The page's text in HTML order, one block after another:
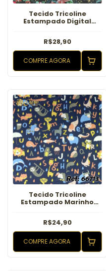
Tecido Tricoline
Estampado Digital
R$28,90
COMPRE AGORA
Tecido Tricoline
Estampado Marinho
R$24,90
COMPRE AGORA